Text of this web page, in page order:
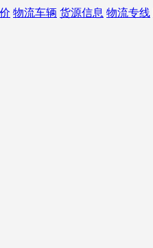
物流车辆 货源信息 物流专线